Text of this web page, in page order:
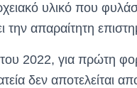
υλικό που
απαραίτητη
2022, για πρώτη
δεν αποτελείται